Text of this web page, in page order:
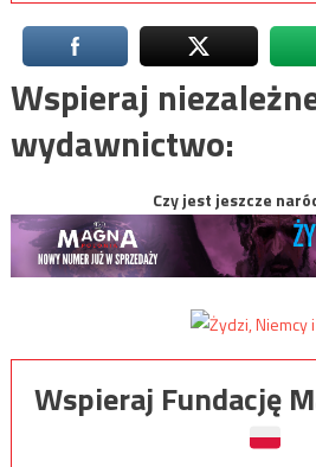
Wspieraj
wydawnictwo:
Czy jest jeszcze
Wspieraj Fundację